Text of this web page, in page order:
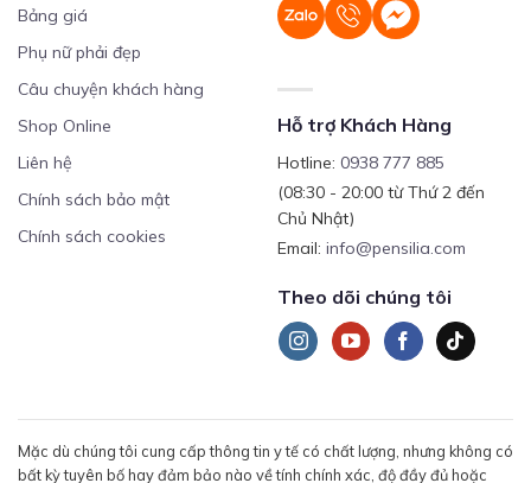
Bảng giá
Phụ nữ phải đẹp
Câu chuyện khách hàng
Shop Online
Liên hệ
Chính sách bảo mật
Chính sách cookies
Hỗ trợ Khách Hàng
Hotline: 0938 777 885
(08:30 - 20:00 từ Thứ 2 đến
Chủ Nhật)
Email: info@pensilia.com
Theo dõi chúng tôi
Mặc dù chúng tôi cung cấp thông tin y tế có chất lượng, nhưng không có
bất kỳ tuyên bố hay đảm bảo nào về tính chính xác, độ đầy đủ hoặc